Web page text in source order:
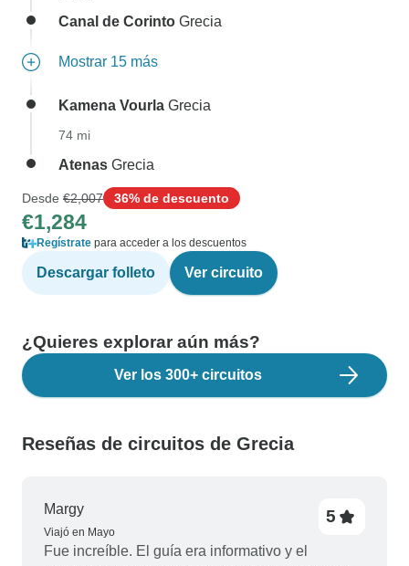
Canal de Corinto Grecia
Mostrar 15 más
Kamena Vourla Grecia
74 mi
Atenas Grecia
Desde €2,007 36% de descuento
€1,284
Regístrate para acceder a los descuentos
Descargar folleto Ver circuito
¿Quieres explorar aún más?
Ver los 300+ circuitos
Reseñas de circuitos de Grecia
Margy
Viajó en Mayo
5
Fue increíble. El guía era informativo y el